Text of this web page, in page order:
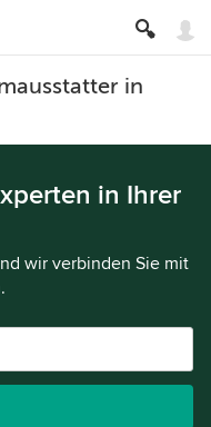
in
in Ihrer
wir verbinden Sie mit